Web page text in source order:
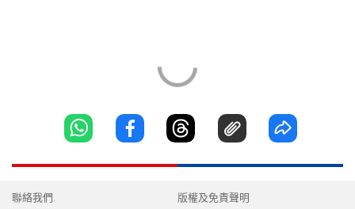
聯絡我們 版權及免責聲明